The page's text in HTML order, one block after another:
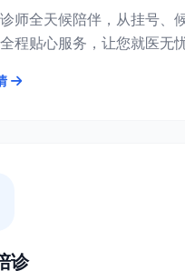
师全天候陪伴，从挂号、
程贴心服务，让您就医无
诊